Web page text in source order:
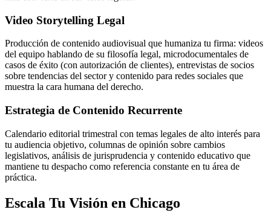
Video Storytelling Legal
Producción de contenido audiovisual que humaniza tu firma: videos
del equipo hablando de su filosofía legal, microdocumentales de
casos de éxito (con autorización de clientes), entrevistas de socios
sobre tendencias del sector y contenido para redes sociales que
muestra la cara humana del derecho.
Estrategia de Contenido Recurrente
Calendario editorial trimestral con temas legales de alto interés para
tu audiencia objetivo, columnas de opinión sobre cambios
legislativos, análisis de jurisprudencia y contenido educativo que
mantiene tu despacho como referencia constante en tu área de
práctica.
Escala Tu Visión en Chicago